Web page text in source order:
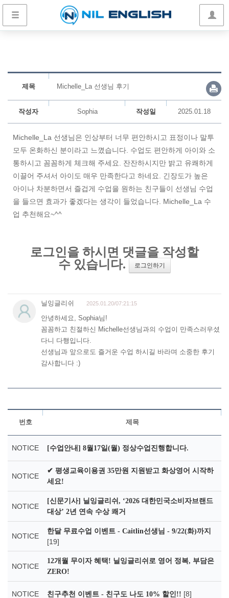
제목 Michelle_La 선생님 후기
작성자 Sophia 작성일 2025.01.18
Michelle_La 선생님은 인상부터 너무 편안하시고 표정이나 말투
모두 온화하신 분이라고 느꼈습니다. 수업도 편안하게 아이와 소
통하시고 꼼꼼하게 체크해 주세요. 잔잔하시지만 밝고 유쾌하게
이끌어 주셔서 아이도 매우 만족한다고 하네요. 긴장도가 높은
아이나 차분하면서 즐겁게 수업을 원하는 친구들이 선생님 수업
을 들으면 효과가 좋겠다는 생각이 들었습니다. Michelle_La 수
업 추천해요~^^